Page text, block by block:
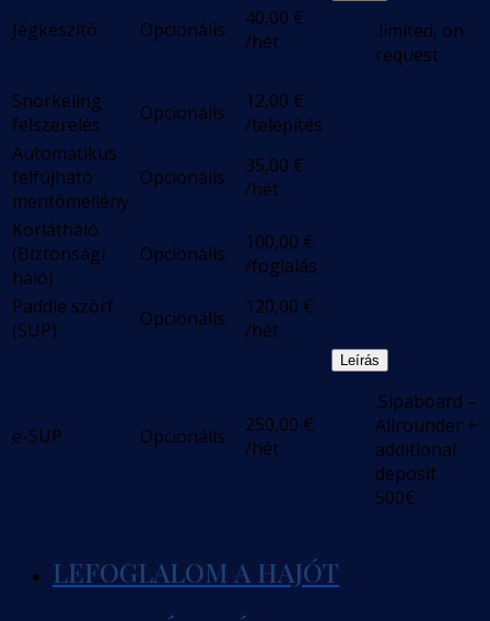
Jégkészítő Opcionális 40,00 €
/hét
.limited, on
request
Snorkeling
felszerelés
Opcionális 12,00 €
/telepítés
Automatikus
felfújható
mentőmellény
Opcionális 35,00 €
/hét
Korlátháló
(Biztonsági
háló)
Opcionális 100,00 €
/foglalás
Paddle szörf
(SUP)
Opcionális 120,00 €
/hét
e-SUP Opcionális 250,00 €
/hét
Leírás
.Sipaboard –
Allrounder +
additional
deposit
500€
LEFOGLALOM A HAJÓT